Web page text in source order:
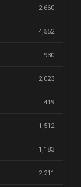
2,660
4,552
930
2,023
419
1,512
1,183
2,211